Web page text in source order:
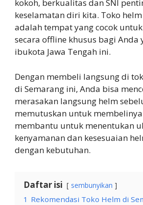
kokoh, berkualitas dan SNI
keselamatan diri kita. Toko
adalah tempat yang cocok
secara offline khusus bagi Anda
ibukota Jawa Tengah ini.
Dengan membeli langsung di
di Semarang ini, Anda bisa
merasakan langsung helm
memutuskan untuk
membantu untuk menentukan
kenyamanan dan kesesuaian
dengan kebutuhan.
Daftar isi sembunyikan
1 Rekomendasi Toko Helm di